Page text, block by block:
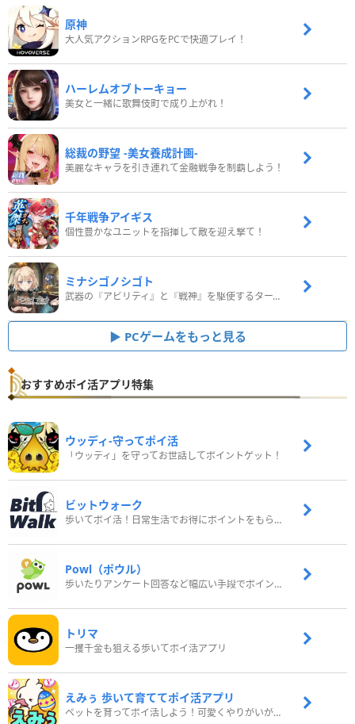
原神
大人気アクションRPGをPCで快適プレイ！
ハーレムオブトーキョー
美女と一緒に歌舞伎町で成り上がれ！
総裁の野望 -美女養成計画-
美麗なキャラを引き連れて金融戦争を制覇しよう！
千年戦争アイギス
個性豊かなユニットを指揮して敵を迎え撃て！
ミナシゴノシゴト
武器の『アビリティ』と『戦神』を駆使するターン制コマンドバトルRPG！
PCゲームをもっと見る
おすすめポイ活アプリ特集
ウッディ‐守ってポイ活
「ウッディ」を守ってお世話してポイントゲット！
ビットウォーク
歩いてポイ活！日常生活でお得にポイントをもらおう
Powl（ポウル）
歩いたりアンケート回答など幅広い手段でポイントをゲット
トリマ
一攫千金も狙える歩いてポイ活アプリ
えみぅ 歩いて育ててポイ活アプリ
ペットを育ってポイ活しよう！可愛くやりがいがある新感覚アプリ